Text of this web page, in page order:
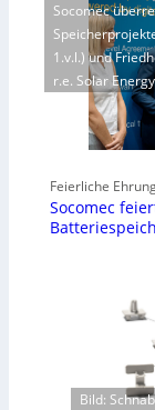
Socomec
1.v.l.) und
r.e. Solar
Feierliche
Socomec
Bild: